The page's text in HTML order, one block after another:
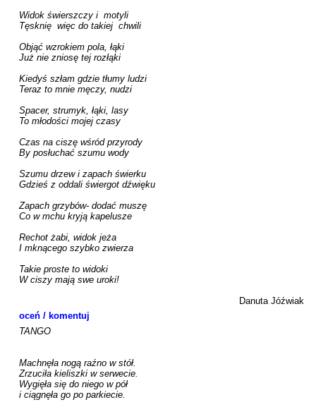
Widok świerszczy i  motyli
Tęsknię  więc do takiej  chwili
Objąć wzrokiem pola, łąki
Już nie zniosę tej rozłąki
Kiedyś szłam gdzie tłumy ludzi
Teraz to mnie męczy, nudzi
Spacer, strumyk, łąki, lasy
To młodości mojej czasy
Czas na ciszę wśród przyrody
By posłuchać szumu wody
Szumu drzew i zapach świerku
Gdzieś z oddali świergot dźwięku
Zapach grzybów- dodać muszę
Co w mchu kryją kapelusze
Rechot żabi, widok jeża
I mknącego szybko zwierza
Takie proste to widoki
W ciszy mają swe uroki!
Danuta Jóźwiak
oceń / komentuj
TANGO
Machnęła nogą raźno w stół.
Zrzuciła kieliszki w serwecie.
Wygięła się do niego w pół
i ciągnęła go po parkiecie.